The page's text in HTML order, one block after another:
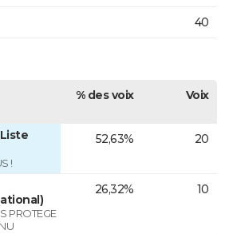
40
% des voix Voix
!
52,63% 20
PROTEGE
26,32% 10